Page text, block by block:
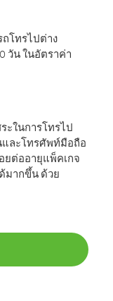
โทรไปต่าง
วัน ในอัตราค่า
ะในการโทรไป
และโทรศัพท์มือถือ
ยต่ออายุแพ็คเกจ
มากขึ้น ด้วย